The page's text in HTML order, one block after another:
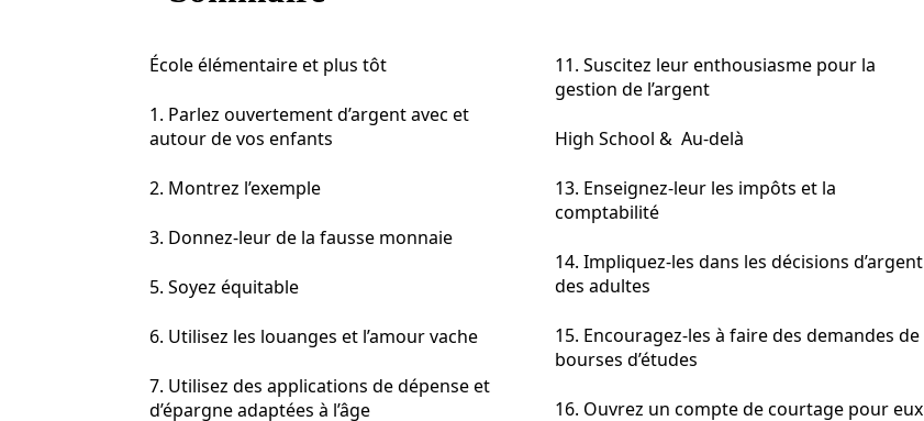
École élémentaire et plus tôt
1. Parlez ouvertement d’argent avec et
autour de vos enfants
2. Montrez l’exemple
3. Donnez-leur de la fausse monnaie
5. Soyez équitable
6. Utilisez les louanges et l’amour vache
7. Utilisez des applications de dépense et
d’épargne adaptées à l’âge
11. Suscitez leur enthousiasme pour la
gestion de l’argent
High School & Au-delà
13. Enseignez-leur les impôts et la
comptabilité
14. Impliquez-les dans les décisions d’argent
des adultes
15. Encouragez-les à faire des demandes de
bourses d’études
16. Ouvrez un compte de courtage pour eux